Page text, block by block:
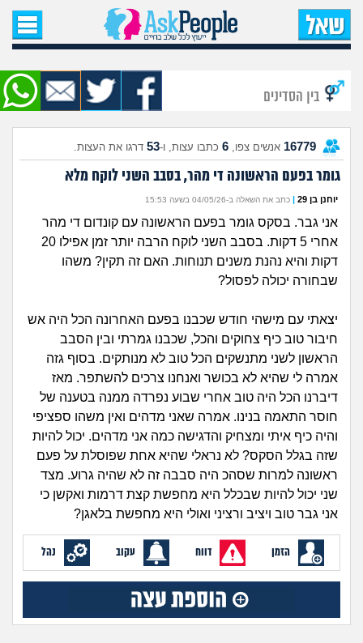
עמוד הבית
שאל שאלה
שאלות חדשות
שאלות שעוררו עניין
עצות חדשות
מה קורה כאן?
מדורים
זוגיות
היריון ולידה
הורות ומשפחה
מתבגרים
לימודים וסטודנטים
עבודה וקריירה
חיפוש שאלות
הרשמה | התחברות
בין הסדינים
16779 אנשים צפו, 6 כתבו עצות, ו-53 דרגו את העצות.
גומר בפעם הראשונה די מהר, בסבב השני לוקח מלא
יוחנן בן 29 | כתב את השאלה ב-04/05/26 בשעה 15:53
אני גבר. בסקס גומר בפעם הראשונה עם קונדום די מהר
אחרי 5 דקות. בסבב השני לוקח הרבה יותר זמן אפילו 20
דקות והיא נהנת משנים תנוחות. האם זה תקין? משהו
שבחורה יכולה לפסול?
יצאתי עם מישהי חודש שכבנו בפעם האחרונה הכל היה אש
חיבור טוב כיף צחוקים והכל, שכבנו גמרתי ובין הסבב
הראשון לשני מתנשקים הכל טוב לא מנותקים. בסוף גזה
אמרה לי שהיא לא בכושר ואנחנו צרכים להשתפר. מאז
דיברנו הכל היה טוב אחרי שבוע נפרדה ממנה בטענה של
חוסר התאמה בנינו. אמרה שאני מדהים ואין משהו ספציפי
והיה כיף איתי ומצחיק והדגישה כמה אני מדהים. יכול להיות
שזה בגלל הסקס? לא נראלי שהיא אחת שפוסלת על פעם
ראשונה למרות שסהכ היה סבבה זה לא שהיה גרוע. מצד
שני יכול להיות שבכלל היא מחפשת קצת דרמות ואקשן כי
אני גבר טוב ויציב ורציני ואולי היא מחפשת בלאגן?
הזמן דווח עקוב נהל